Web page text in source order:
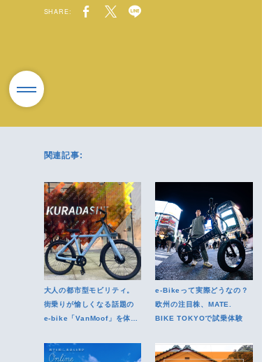
SHARE:
関連記事:
大人の都市型モビリティ。
街乗りが愉しくなる話題の
e-bike「VanMoof」を体験
e-Bikeって実際どうなの？
欧州の注目株、MATE.
BIKE TOKYOで試乗体験